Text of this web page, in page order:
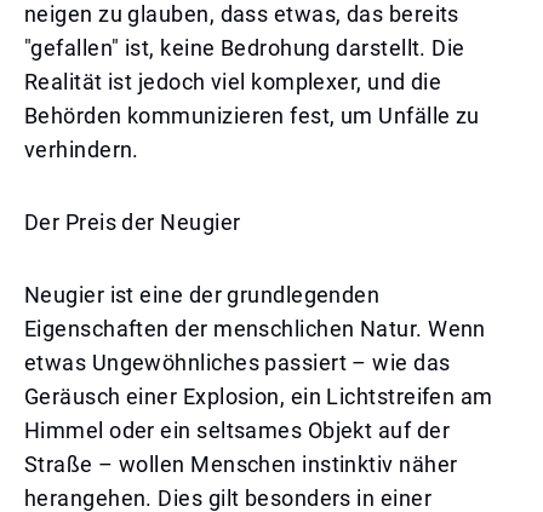
neigen zu glauben, dass etwas, das bereits
"gefallen" ist, keine Bedrohung darstellt. Die
Realität ist jedoch viel komplexer, und die
Behörden kommunizieren fest, um Unfälle zu
verhindern.
Der Preis der Neugier
Neugier ist eine der grundlegenden
Eigenschaften der menschlichen Natur. Wenn
etwas Ungewöhnliches passiert – wie das
Geräusch einer Explosion, ein Lichtstreifen am
Himmel oder ein seltsames Objekt auf der
Straße – wollen Menschen instinktiv näher
herangehen. Dies gilt besonders in einer